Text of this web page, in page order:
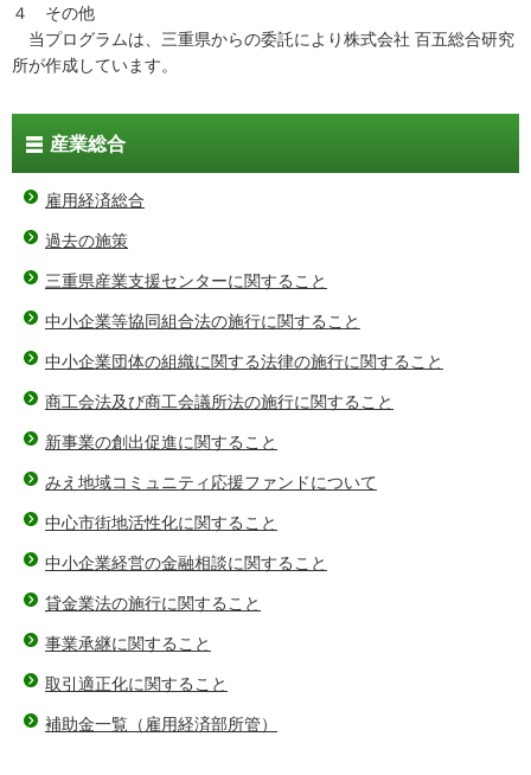
４ その他
当プログラムは、三重県からの委託により株式会社 百五総合研究
所が作成しています。
産業総合
雇用経済総合
過去の施策
三重県産業支援センターに関すること
中小企業等協同組合法の施行に関すること
中小企業団体の組織に関する法律の施行に関すること
商工会法及び商工会議所法の施行に関すること
新事業の創出促進に関すること
みえ地域コミュニティ応援ファンドについて
中心市街地活性化に関すること
中小企業経営の金融相談に関すること
貸金業法の施行に関すること
事業承継に関すること
取引適正化に関すること
補助金一覧（雇用経済部所管）